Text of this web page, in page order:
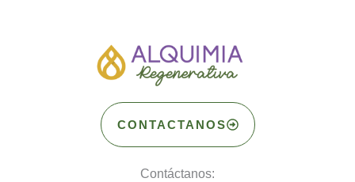
CONTACTANOS
Contáctanos: